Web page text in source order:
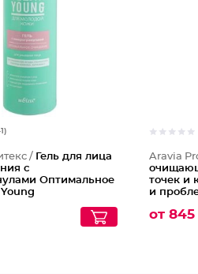
/ Гель для лица
с
Оптимальное
Aravia
точек и
и
от 845